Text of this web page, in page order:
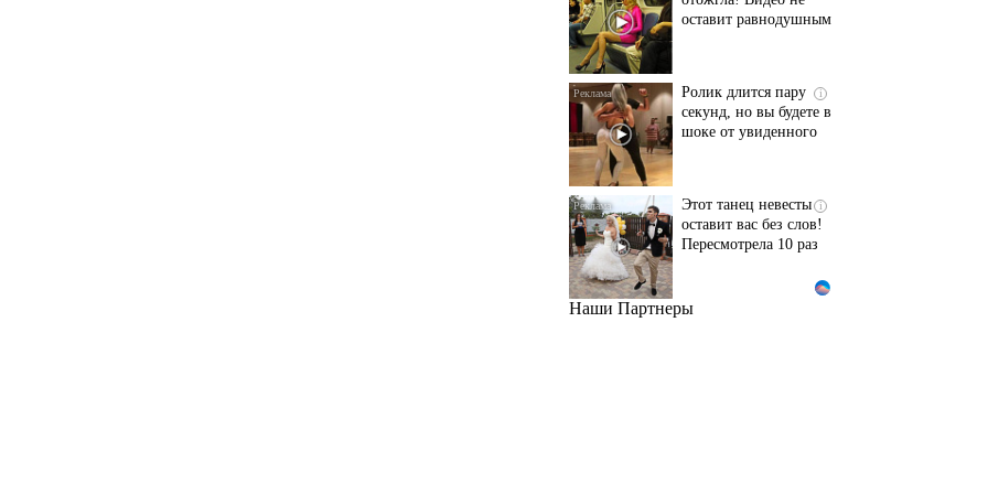
оставит равнодушным
i
Ролик длится пару
секунд, но вы будете в
шоке от увиденного
i
Этот танец невесты
оставит вас без слов!
Пересмотрела 10 раз
Обнаружена тайная
Наши Партнеры